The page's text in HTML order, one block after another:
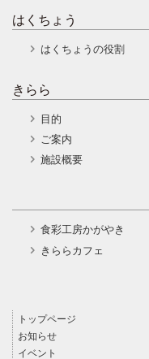
はくちょう
はくちょうの役割
きらら
目的
ご案内
施設概要
食彩工房かがやき
きららカフェ
トップページ
お知らせ
イベント